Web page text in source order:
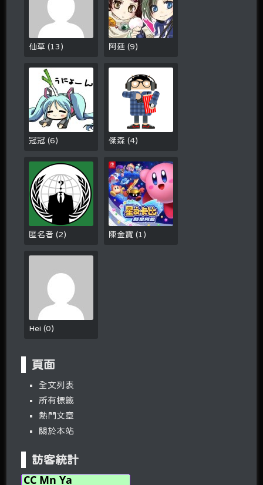
仙草(13 ) 阿廷(9)
冠冠(6) 傑森(4)
匿名者(2) 陳金寶(1 )
Hei(0)
頁面
全文列表
所有標籤
熱門文章
關於本站
訪客統計